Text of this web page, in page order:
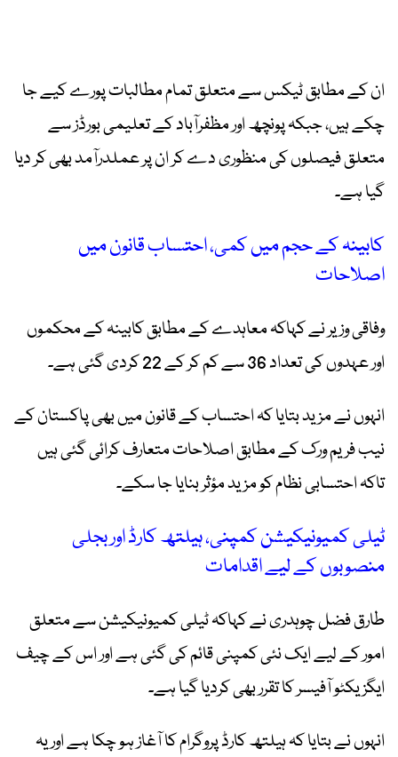
ان کے مطابق ٹیکس سے متعلق تمام مطالبات پورے کیے جا
چکے ہیں، جبکہ پونچھ اور مظفرآباد کے تعلیمی بورڈز سے
متعلق فیصلوں کی منظوری دے کر ان پر عملدرآمد بھی کر دیا
گیا ہے۔
کابینہ کے حجم میں کمی، احتساب قانون میں
اصلاحات
وفاقی وزیر نے کہاکہ معاہدے کے مطابق کابینہ کے محکموں
اور عہدوں کی تعداد 36 سے کم کر کے 22 کردی گئی ہے۔
انہوں نے مزید بتایا کہ احتساب کے قانون میں بھی پاکستان کے
نیب فریم ورک کے مطابق اصلاحات متعارف کرائی گئی ہیں
تاکہ احتسابی نظام کو مزید مؤثر بنایا جا سکے۔
ٹیلی کمیونیکیشن کمپنی، ہیلتھ کارڈ اور بجلی
منصوبوں کے لیے اقدامات
طارق فضل چوہدری نے کہاکہ ٹیلی کمیونیکیشن سے متعلق
امور کے لیے ایک نئی کمپنی قائم کی گئی ہے اور اس کے چیف
ایگزیکٹو آفیسر کا تقرر بھی کردیا گیا ہے۔
انہوں نے بتایا کہ ہیلتھ کارڈ پروگرام کا آغاز ہو چکا ہے اور یہ